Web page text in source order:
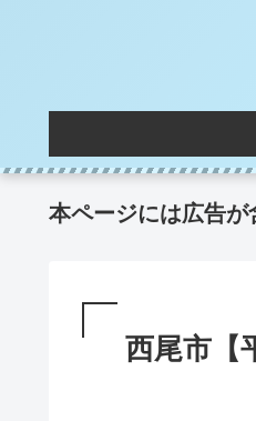
本ページには広告が
西尾市【